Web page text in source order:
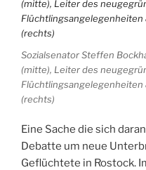
Sozialsenator Steffen
(mitte), Leiter des
(rechts)
Eine Sache die sich
Debatte um neue
Geflüchtete in Rostock.